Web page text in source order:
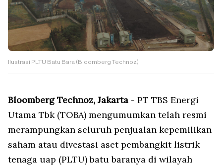
Ilustrasi PLTU Batu Bara (Bloomberg Technoz)
Bloomberg Technoz, Jakarta - PT TBS Energi
Utama Tbk (TOBA) mengumumkan telah resmi
merampungkan seluruh penjualan kepemilikan
saham atau divestasi aset pembangkit listrik
tenaga uap (PLTU) batu baranya di wilayah